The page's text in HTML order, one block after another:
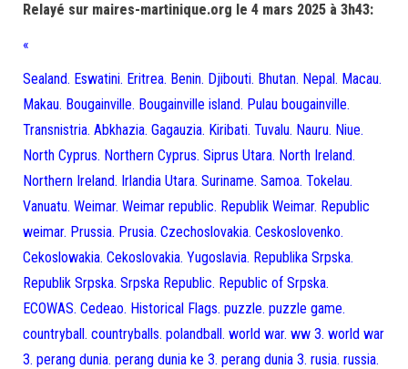
Relayé sur maires-martinique.org le 4 mars 2025 à 3h43:
«
Sealand. Eswatini. Eritrea. Benin. Djibouti. Bhutan. Nepal. Macau.
Makau. Bougainville. Bougainville island. Pulau bougainville.
Transnistria. Abkhazia. Gagauzia. Kiribati. Tuvalu. Nauru. Niue.
North Cyprus. Northern Cyprus. Siprus Utara. North Ireland.
Northern Ireland. Irlandia Utara. Suriname. Samoa. Tokelau.
Vanuatu. Weimar. Weimar republic. Republik Weimar. Republic
weimar. Prussia. Prusia. Czechoslovakia. Ceskoslovenko.
Cekoslowakia. Cekoslovakia. Yugoslavia. Republika Srpska.
Republik Srpska. Srpska Republic. Republic of Srpska.
ECOWAS. Cedeao. Historical Flags. puzzle. puzzle game.
countryball. countryballs. polandball. world war. ww 3. world war
3. perang dunia. perang dunia ke 3. perang dunia 3. rusia. russia.